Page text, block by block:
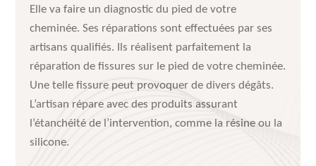
Elle va faire un diagnostic du pied de votre
cheminée. Ses réparations sont effectuées par ses
artisans qualifiés. Ils réalisent parfaitement la
réparation de fissures sur le pied de votre cheminée.
Une telle fissure peut provoquer de divers dégâts.
L’artisan répare avec des produits assurant
l’étanchéité de l’intervention, comme la résine ou la
silicone.